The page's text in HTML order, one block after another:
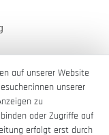
auf unserer Website
unserer
zu
oder Zugriffe auf
erfolgt erst durch